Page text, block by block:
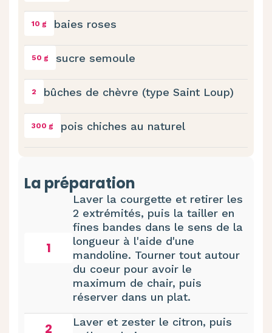
10 g baies roses
50 g sucre semoule
2 bûches de chèvre (type Saint Loup)
300 g pois chiches au naturel
La préparation
1
Laver la courgette et retirer les
2 extrémités, puis la tailler en
fines bandes dans le sens de la
longueur à l'aide d'une
mandoline. Tourner tout autour
du coeur pour avoir le
maximum de chair, puis
réserver dans un plat.
2
Laver et zester le citron, puis